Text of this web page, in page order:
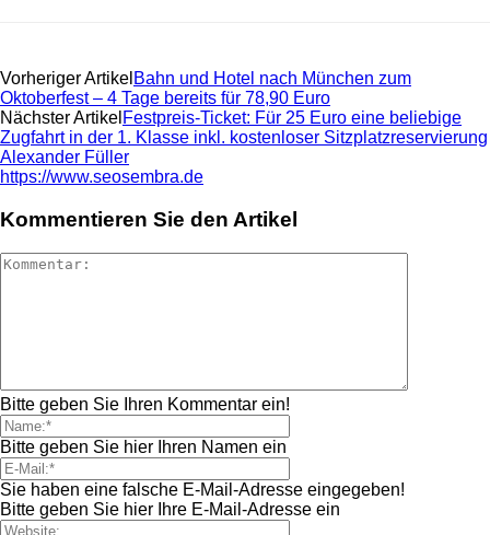
Vorheriger Artikel Bahn und Hotel nach München zum
Oktoberfest – 4 Tage bereits für 78,90 Euro
Nächster Artikel Festpreis-Ticket: Für 25 Euro eine beliebige
Zugfahrt in der 1. Klasse inkl. kostenloser Sitzplatzreservierung
Alexander Füller
https://www.seosembra.de
Kommentieren Sie den Artikel
Bitte geben Sie Ihren Kommentar ein!
Bitte geben Sie hier Ihren Namen ein
Sie haben eine falsche E-Mail-Adresse eingegeben!
Bitte geben Sie hier Ihre E-Mail-Adresse ein